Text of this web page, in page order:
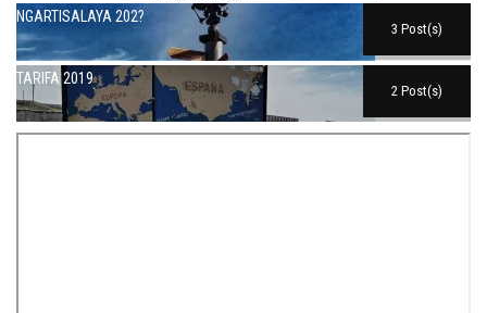
NGARTISALAYA 202?
3 Post(s)
TARIFA 2019
2 Post(s)